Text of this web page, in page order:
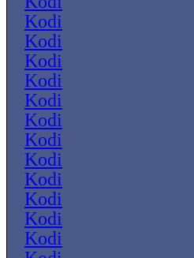
Kodi
Kodi
Kodi
Kodi
Kodi
Kodi
Kodi
Kodi
Kodi
Kodi
Kodi
Kodi